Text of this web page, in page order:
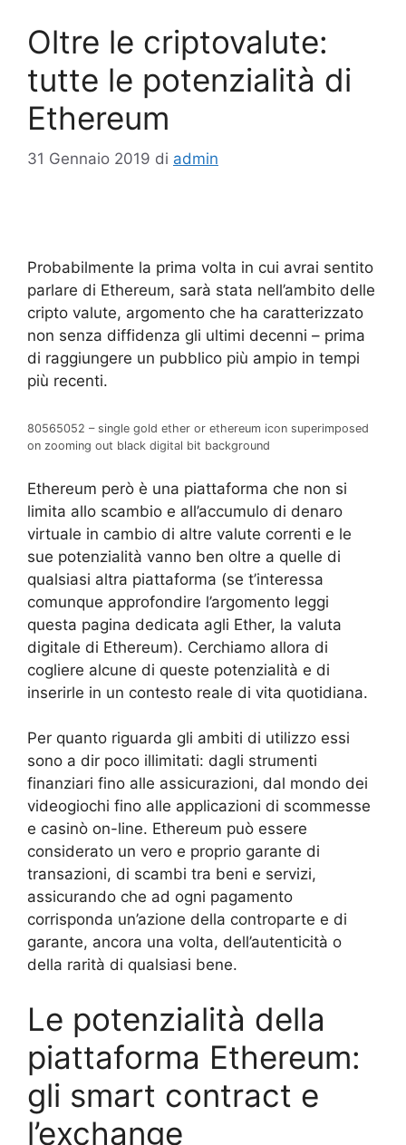
Oltre le criptovalute:
tutte le potenzialità di
Ethereum
31 Gennaio 2019 di admin
Probabilmente la prima volta in cui avrai sentito
parlare di Ethereum, sarà stata nell’ambito delle
cripto valute, argomento che ha caratterizzato
non senza diffidenza gli ultimi decenni – prima
di raggiungere un pubblico più ampio in tempi
più recenti.
80565052 – single gold ether or ethereum icon superimposed
on zooming out black digital bit background
Ethereum però è una piattaforma che non si
limita allo scambio e all’accumulo di denaro
virtuale in cambio di altre valute correnti e le
sue potenzialità vanno ben oltre a quelle di
qualsiasi altra piattaforma (se t’interessa
comunque approfondire l’argomento leggi
questa pagina dedicata agli Ether, la valuta
digitale di Ethereum). Cerchiamo allora di
cogliere alcune di queste potenzialità e di
inserirle in un contesto reale di vita quotidiana.
Per quanto riguarda gli ambiti di utilizzo essi
sono a dir poco illimitati: dagli strumenti
finanziari fino alle assicurazioni, dal mondo dei
videogiochi fino alle applicazioni di scommesse
e casinò on-line. Ethereum può essere
considerato un vero e proprio garante di
transazioni, di scambi tra beni e servizi,
assicurando che ad ogni pagamento
corrisponda un’azione della controparte e di
garante, ancora una volta, dell’autenticità o
della rarità di qualsiasi bene.
Le potenzialità della
piattaforma Ethereum:
gli smart contract e
l’exchange